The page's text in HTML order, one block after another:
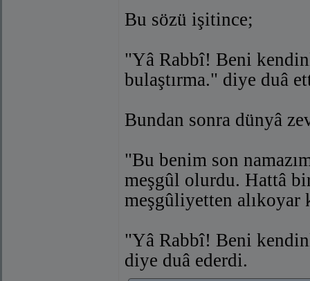
Bu sözü işitince;
"Yâ Rabbî! Beni
bulaştırma." diye duâ
Bundan sonra dünyâ
"Bu benim son
meşgûl olurdu. Hattâ
meşgûliyetten alıkoyar
"Yâ Rabbî! Beni
diye duâ ederdi.